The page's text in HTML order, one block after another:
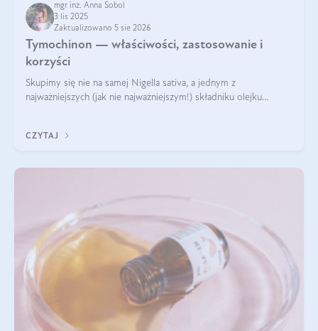
mgr inż. Anna Sobol
3 lis 2025
Zaktualizowano 5 sie 2026
Tymochinon — właściwości, zastosowanie i
korzyści
Skupimy się nie na samej Nigella sativa, a jednym z
najważniejszych (jak nie najważniejszym!) składniku olejku
CZYTAJ